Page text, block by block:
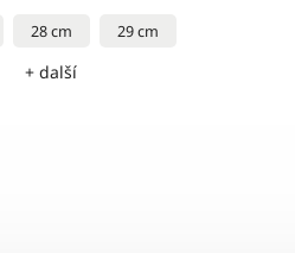
28 cm 29 cm
+ další